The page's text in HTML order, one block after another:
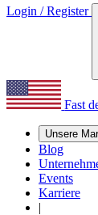
Login / Register
Fast
Unsere
Blog
Events
Karriere
|